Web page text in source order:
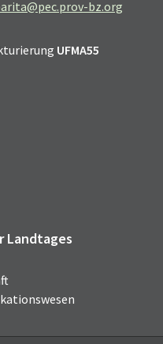
bz.org
UFMA55
Landtages